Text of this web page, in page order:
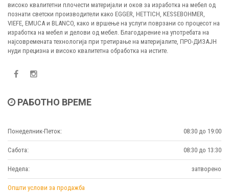
високо квалитетни плочести материјали и оков за изработка на мебел од
познати светски производители како EGGER, HETTICH, KESSEBOHMER,
VIEFE, EMUCA и BLANCO, како и вршење на услуги поврзани со процесот на
изработка на мебел и делови од мебел. Благодарение на употребата на
најсовремената технологија при третирање на материјалите, ПРО-ДИЗАЈН
нуди прецизна и високо квалитетна обработка на истите.
РАБОТНО ВРЕМЕ
Понеделник-Петок: 08:30 до 19:00
Сабота: 08:30 до 13:30
Недела: затворено
Општи услови за продажба